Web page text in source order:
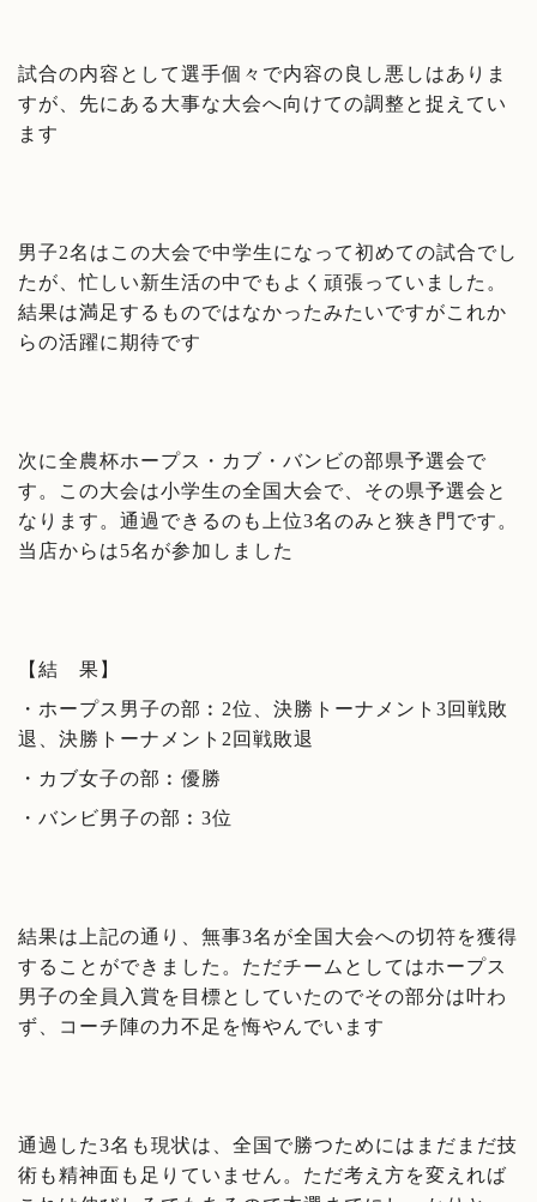
試合の内容として選手個々で内容の良し悪しはありま
すが、先にある大事な大会へ向けての調整と捉えてい
ます
男子2名はこの大会で中学生になって初めての試合でし
たが、忙しい新生活の中でもよく頑張っていました。
結果は満足するものではなかったみたいですがこれか
らの活躍に期待です
次に全農杯ホープス・カブ・バンビの部県予選会で
す。この大会は小学生の全国大会で、その県予選会と
なります。通過できるのも上位3名のみと狭き門です。
当店からは5名が参加しました
【結 果】
・ホープス男子の部︰2位、決勝トーナメント3回戦敗
退、決勝トーナメント2回戦敗退
・カブ女子の部︰優勝
・バンビ男子の部︰3位
結果は上記の通り、無事3名が全国大会への切符を獲得
することができました。ただチームとしてはホープス
男子の全員入賞を目標としていたのでその部分は叶わ
ず、コーチ陣の力不足を悔やんでいます
通過した3名も現状は、全国で勝つためにはまだまだ技
術も精神面も足りていません。ただ考え方を変えれば